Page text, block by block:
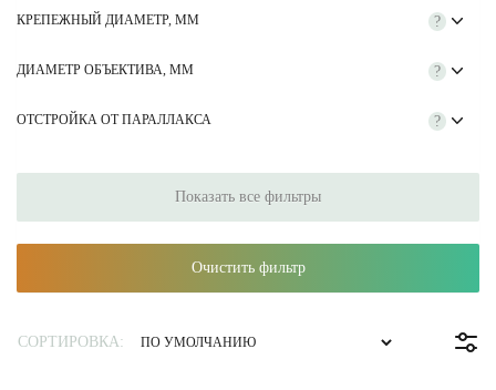
?
КРЕПЕЖНЫЙ ДИАМЕТР, ММ
?
ДИАМЕТР ОБЪЕКТИВА, ММ
?
ОТСТРОЙКА ОТ ПАРАЛЛАКСА
Показать все фильтры
Очистить фильтр
СОРТИРОВКА: